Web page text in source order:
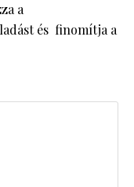
a
és finomítja a